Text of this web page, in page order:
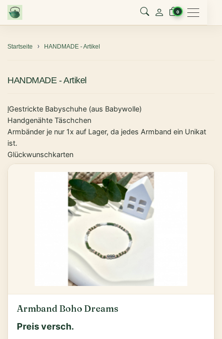
0 Menu
Startseite HANDMADE - Artikel
HANDMADE - Artikel
lGestrickte Babyschuhe (aus Babywolle)
Handgenähte Täschchen
Armbänder je nur 1x auf Lager, da jedes Armband ein Unikat
ist.
Glückwunschkarten
Armband Boho Dreams
Preis versch.